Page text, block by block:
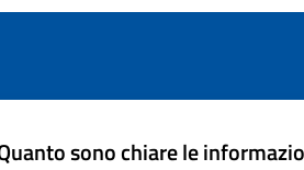
sono chiare le